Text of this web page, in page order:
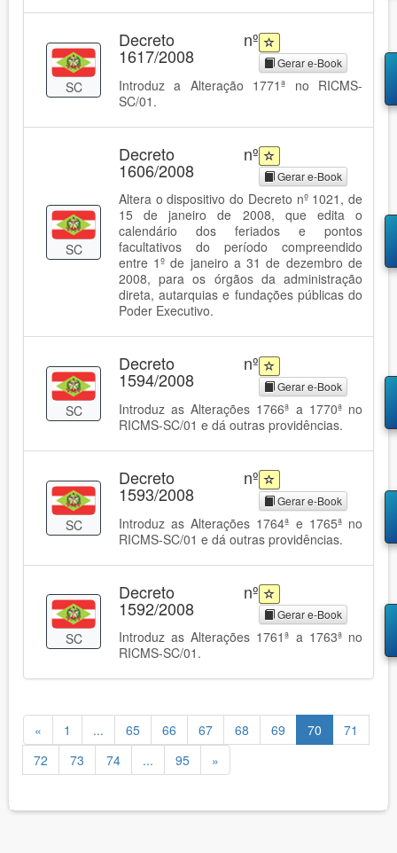
SC
Decreto nº
1617/2008 Gerar e-Book
Introduz a Alteração 1771ª no RICMS-
SC/01.
SC
Decreto nº
1606/2008 Gerar e-Book
Altera o dispositivo do Decreto nº 1021, de
15 de janeiro de 2008, que edita o
calendário dos feriados e pontos
facultativos do período compreendido
entre 1º de janeiro a 31 de dezembro de
2008, para os órgãos da administração
direta, autarquias e fundações públicas do
Poder Executivo.
SC
Decreto nº
1594/2008 Gerar e-Book
Introduz as Alterações 1766ª a 1770ª no
RICMS-SC/01 e dá outras providências.
SC
Decreto nº
1593/2008 Gerar e-Book
Introduz as Alterações 1764ª e 1765ª no
RICMS-SC/01 e dá outras providências.
SC
Decreto nº
1592/2008 Gerar e-Book
Introduz as Alterações 1761ª a 1763ª no
RICMS-SC/01.
« 1 ... 65 66 67 68 69 70
71
72
73 74 ... 95 »